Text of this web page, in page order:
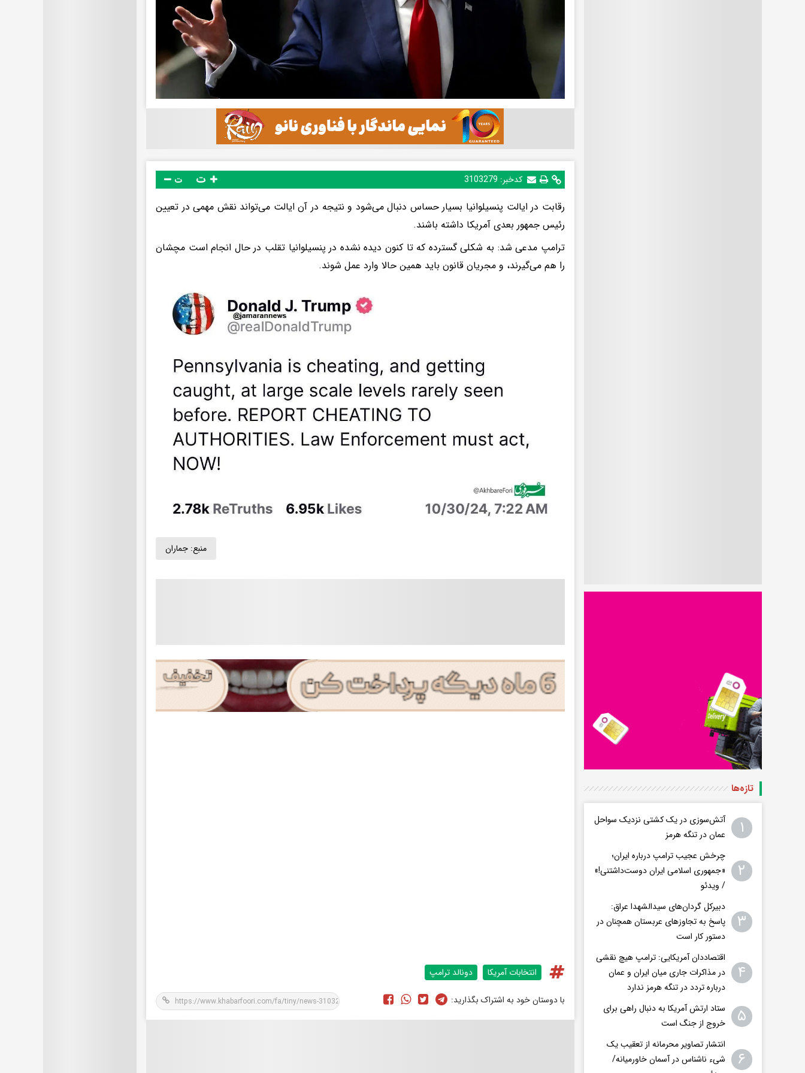
کدخبر: 3103279 ت
رقابت در ایالت پنسیلوانیا بسیار حساس دنبال می‌شود و نتیجه در آن ایالت می‌تواند نقش مهمی در تعیین
رئیس جمهور بعدی آمریکا داشته باشند.
ترامپ مدعی شد: به شکلی گسترده که تا کنون دیده نشده در پنسیلوانیا تقلب در حال انجام است مچشان
را هم می‌گیرند، و مجریان قانون باید همین حالا وارد عمل شوند.
منبع: جماران
انتخابات آمریکا دونالد ترامپ
با دوستان خود به اشتراک بگذارید:
تازه‌ها
۱
آتش‌سوزی در یک کشتی نزدیک سواحل
عمان در تنگه هرمز
۲
چرخش عجیب ترامپ درباره ایران؛
«جمهوری اسلامی ایران دوست‌داشتنی!»
/ ویدئو
۳
دبیرکل گردان‌های سیدالشهدا عراق:
پاسخ به تجاوزهای عربستان همچنان در
دستور کار است
۴
اقتصاددان آمریکایی: ترامپ هیچ نقشی
در مذاکرات جاری میان ایران و عمان
درباره تردد در تنگه هرمز ندارد
۵
ستاد ارتش آمریکا به دنبال راهی برای
خروج از جنگ است
۶
انتشار تصاویر محرمانه از تعقیب یک
شیء ناشناس در آسمان خاورمیانه/